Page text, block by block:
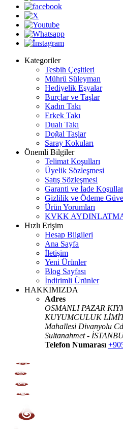
Kategoriler
Tesbih Çeşitleri
Mührü Süleyman
Hediyelik Eşyalar
Burçlar ve Taşlar
Kadın Takı
Erkek Takı
Dualı Takı
Doğal Taşlar
Saray Kokuları
Önemli Bilgiler
Telimat Koşulları
Üyelik Sözleşmesi
Satış Sözleşmesi
Garanti ve İade
Gizlilik ve Ödeme
Ürün Yorumları
KVKK
Hızlı Erişim
Hesap Bilgileri
Ana Sayfa
İletişim
Yeni Ürünler
Blog Sayfası
İndirimli Ürünler
HAKKIMIZDA
Adres
OSMANLI PAZAR
KUYUMCULUK
Mahallesi Divanyolu
Sultanahmet -
Telefon Numarası